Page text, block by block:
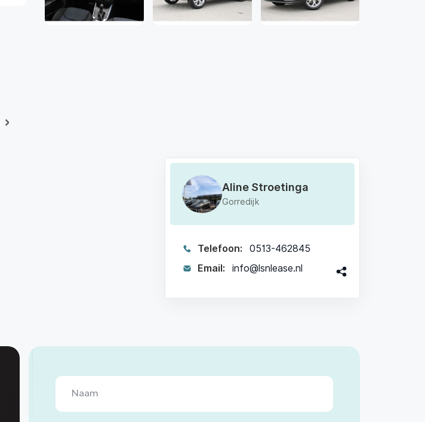
Aline Stroetinga
Gorredijk
Telefoon:
0513-462845
Email:
info@lsnlease.nl